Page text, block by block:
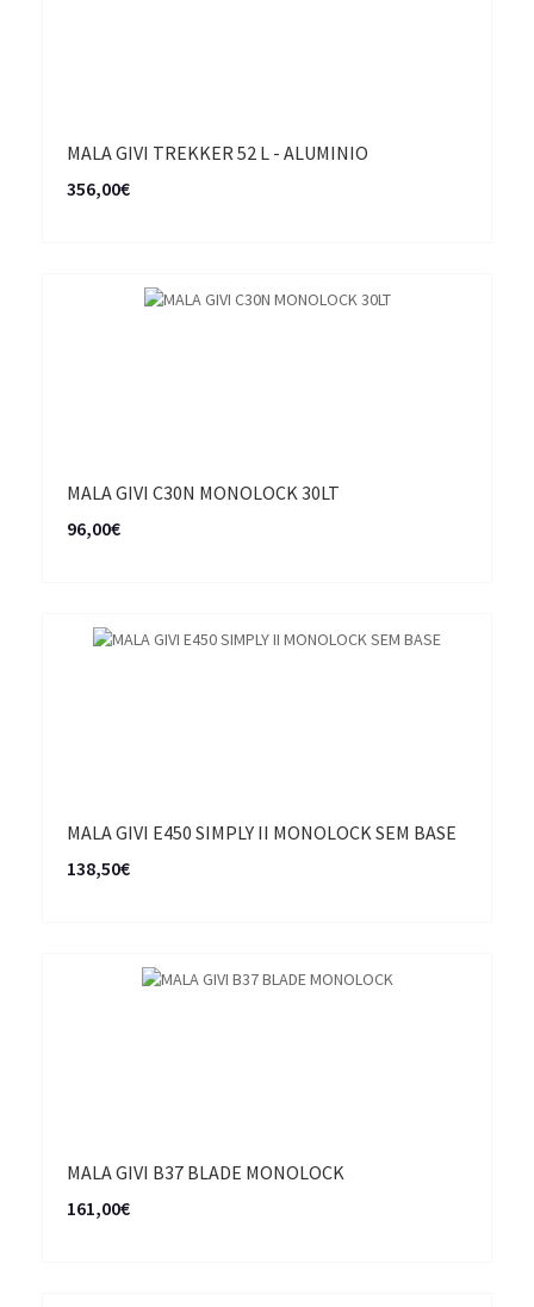
MALA GIVI TREKKER 52 L - ALUMINIO
356,00€
MALA GIVI C30N MONOLOCK 30LT
96,00€
MALA GIVI E450 SIMPLY II MONOLOCK SEM BASE
138,50€
MALA GIVI B37 BLADE MONOLOCK
161,00€